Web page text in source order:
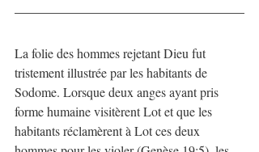
La folie des hommes rejetant Dieu fut
tristement illustrée par les habitants de
Sodome. Lorsque deux anges ayant pris
forme humaine visitèrent Lot et que les
habitants réclamèrent à Lot ces deux